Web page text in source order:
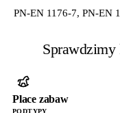
PN-EN 1176-7, PN-EN
Place zabaw
PODTYPY